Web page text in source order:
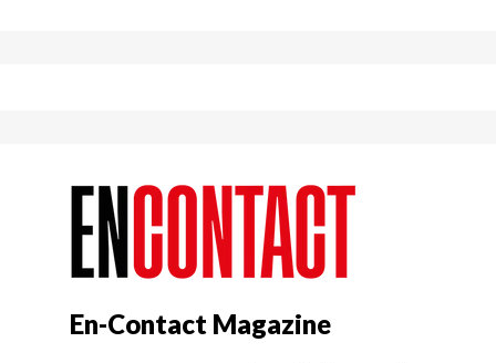
En-Contact Magazine